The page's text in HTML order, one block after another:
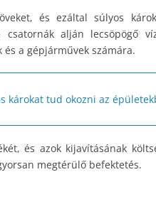
és ezáltal súlyos
alján lecsöpögő
a gépjárművek számára.
károkat tud okozni az
és azok kijavításának
megtérülő befektetés.